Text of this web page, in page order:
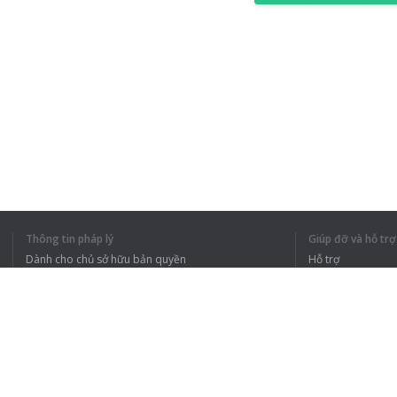
Thông tin pháp lý
Dành cho chủ sở hữu bản quyền
Giúp đỡ và hỗ trợ
Hỗ trợ